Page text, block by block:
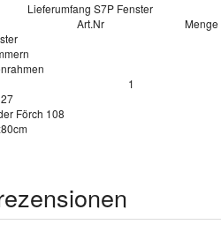
Lieferumfang S7P Fenster
Art.Nr
Menge
1
Förch 108